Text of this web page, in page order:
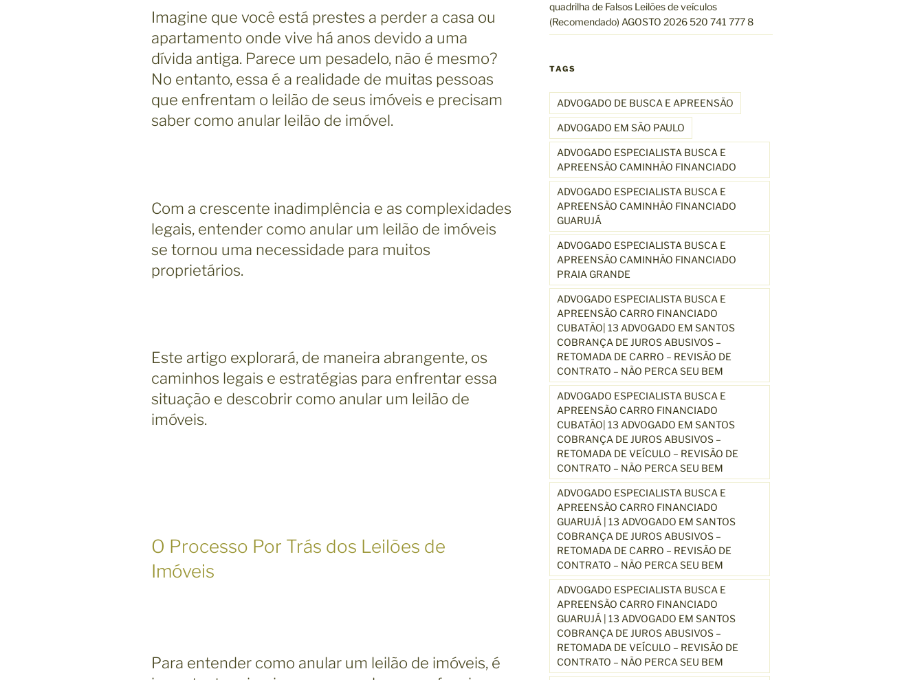
Imagine que você está prestes a perder a casa ou
apartamento onde vive há anos devido a uma
dívida antiga. Parece um pesadelo, não é mesmo?
No entanto, essa é a realidade de muitas pessoas
que enfrentam o leilão de seus imóveis e precisam
saber como anular leilão de imóvel.
Com a crescente inadimplência e as complexidades
legais, entender como anular um leilão de imóveis
se tornou uma necessidade para muitos
proprietários.
Este artigo explorará, de maneira abrangente, os
caminhos legais e estratégias para enfrentar essa
situação e descobrir como anular um leilão de
imóveis.
O Processo Por Trás dos Leilões de
Imóveis
Para entender como anular um leilão de imóveis, é
quadrilha de Falsos Leilões de veículos
(Recomendado) AGOSTO 2026 520 741 777 8
TAGS
ADVOGADO DE BUSCA E APREENSÃO
ADVOGADO EM SÃO PAULO
ADVOGADO ESPECIALISTA BUSCA E
APREENSÃO CAMINHÃO FINANCIADO
ADVOGADO ESPECIALISTA BUSCA E
APREENSÃO CAMINHÃO FINANCIADO
GUARUJÁ
ADVOGADO ESPECIALISTA BUSCA E
APREENSÃO CAMINHÃO FINANCIADO
PRAIA GRANDE
ADVOGADO ESPECIALISTA BUSCA E
APREENSÃO CARRO FINANCIADO
CUBATÃO| 13 ADVOGADO EM SANTOS
COBRANÇA DE JUROS ABUSIVOS –
RETOMADA DE CARRO – REVISÃO DE
CONTRATO – NÃO PERCA SEU BEM
ADVOGADO ESPECIALISTA BUSCA E
APREENSÃO CARRO FINANCIADO
CUBATÃO| 13 ADVOGADO EM SANTOS
COBRANÇA DE JUROS ABUSIVOS –
RETOMADA DE VEÍCULO – REVISÃO DE
CONTRATO – NÃO PERCA SEU BEM
ADVOGADO ESPECIALISTA BUSCA E
APREENSÃO CARRO FINANCIADO
GUARUJÁ | 13 ADVOGADO EM SANTOS
COBRANÇA DE JUROS ABUSIVOS –
RETOMADA DE CARRO – REVISÃO DE
CONTRATO – NÃO PERCA SEU BEM
ADVOGADO ESPECIALISTA BUSCA E
APREENSÃO CARRO FINANCIADO
GUARUJÁ | 13 ADVOGADO EM SANTOS
COBRANÇA DE JUROS ABUSIVOS –
RETOMADA DE VEÍCULO – REVISÃO DE
CONTRATO – NÃO PERCA SEU BEM